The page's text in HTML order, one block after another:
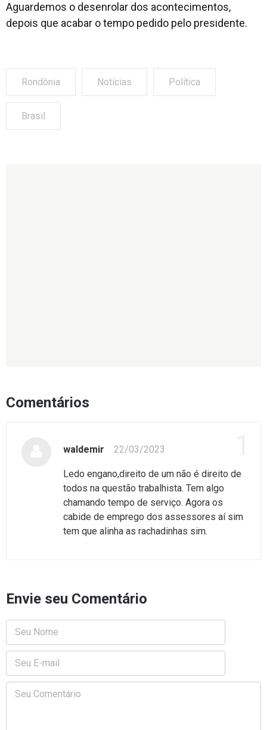
Aguardemos o desenrolar dos acontecimentos,
depois que acabar o tempo pedido pelo presidente.
Rondônia Notícias Política
Brasil
Comentários
waldemir 22/03/2023
Ledo engano,direito de um não é direito de
todos na questão trabalhista. Tem algo
chamando tempo de serviço. Agora os
cabide de emprego dos assessores aí sim
tem que alinha as rachadinhas sim.
Envie seu Comentário